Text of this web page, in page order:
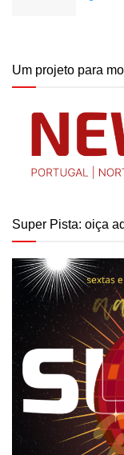
Um projeto para
Super Pista: oiça